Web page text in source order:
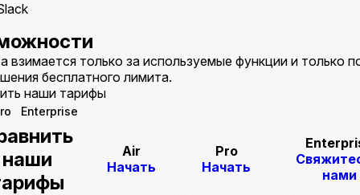
взимается только за используемые функции и только
бесплатного лимита.
наши тарифы
Enterprise
наши
Air
Начать
Pro
Начать
нами